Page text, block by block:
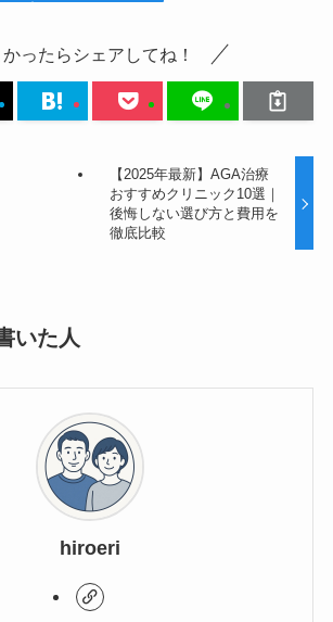
かったらシェアしてね！
【2025年最新】AGA治療
おすすめクリニック10選｜
後悔しない選び方と費用を
徹底比較
いた人
hiroeri